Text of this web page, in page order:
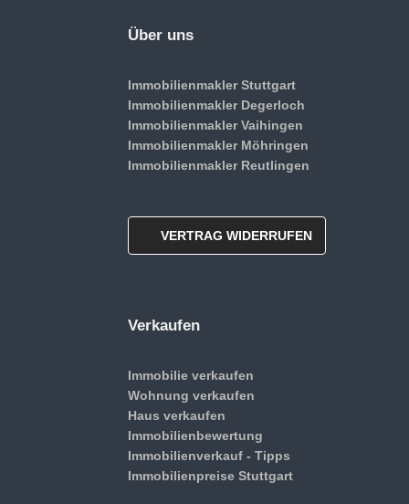
Über uns
Immobilienmakler Stuttgart
Immobilienmakler Degerloch
Immobilienmakler Vaihingen
Immobilienmakler Möhringen
Immobilienmakler Reutlingen
VERTRAG WIDERRUFEN
Verkaufen
Immobilie verkaufen
Wohnung verkaufen
Haus verkaufen
Immobilienbewertung
Immobilienverkauf - Tipps
Immobilienpreise Stuttgart